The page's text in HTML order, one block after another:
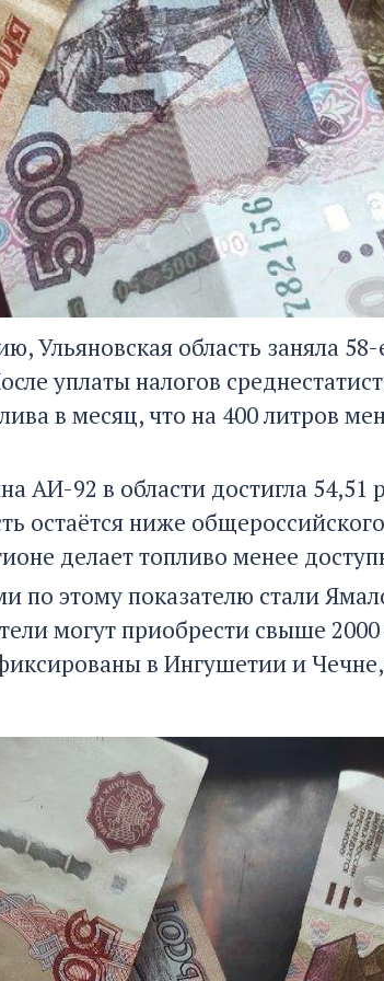
Ульяновская область заняла
уплаты налогов
в месяц, что на 400 литров
АИ-92 в области достигла
остаётся ниже
делает топливо менее
по этому показателю стали
могут приобрести свыше
в Ингушетии и